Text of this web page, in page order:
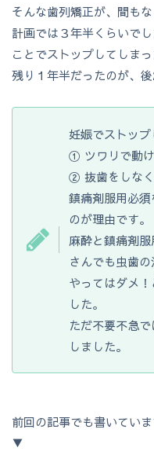
そんな歯列矯正が、間も
計画では３年半くらいで
ことでストップしてしま
残り１年半だったのが、
妊娠でストッ
① ツワリで動
② 抜歯をしな
鎮痛剤服用必
のが理由です。
麻酔と鎮痛剤
さんでも虫歯
やってはダメ
した。
ただ不要不急
しました。
前回の記事でも書いてい
▼